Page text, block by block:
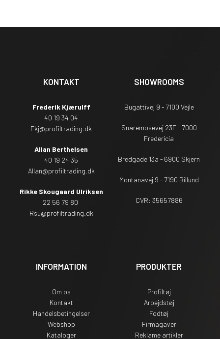
KONTAKT
Frederik Kjærulff
40 19 34 04
Fkj@profiltrading.dk
Allan Berthelsen
40 19 24 35
Allan@profiltrading.dk
Rikke Skougaard Ulriksen
22 56 79 80
Rsu@profiltrading.dk
SHOWROOMS
Bugattivej 9 - 7100 Vejle
Snaremosevej 23F - 7000
Fredericia
Bredgade 13a - 6900 Skjern
Montanavej 9 - 7190 Billund
CVR: 35657886
INFORMATION
Om os
Kontakt
Handelsbetingelser
Webshop
Kataloger
PRODUKTER
Profiltøj
Arbejdstøj
Fodtøj
Firmagaver
Reklame artikler